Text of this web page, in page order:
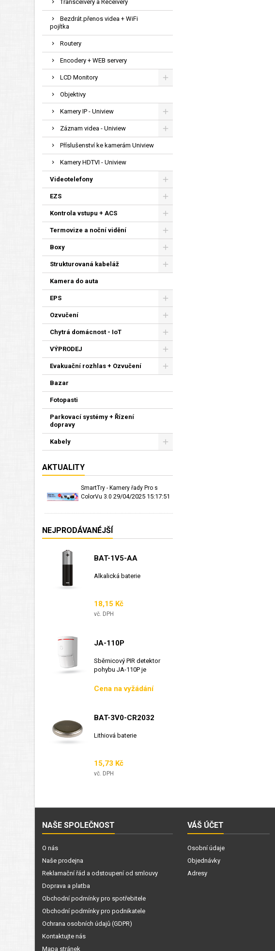
Transceivery a Receivery
Bezdrát.přenos videa + WiFi
pojítka
Routery
Encodery + WEB servery
LCD Monitory
Objektivy
Kamery IP - Uniview
Záznam videa - Uniview
Příslušenství ke kamerám Uniview
Kamery HDTVI - Uniview
Videotelefony
EZS
Kontrola vstupu + ACS
Termovize a noční vidění
Boxy
Strukturovaná kabeláž
Kamera do auta
EPS
Ozvučení
Chytrá domácnost - IoT
VÝPRODEJ
Evakuační rozhlas + Ozvučení
Bazar
Fotopasti
Parkovací systémy + Řízení
dopravy
Kabely
AKTUALITY
SmartTry - Kamery řady Pro s
ColorVu 3.0 29/04/2025 15:17:51
NEJPRODÁVANÉJŠÍ
BAT-1V5-AA
Alkalická baterie
Cena
18,15 Kč
vč. DPH
JA-110P
Sběrnicový PIR detektor
pohybu JA-110P je
Cena
Cena na vyžádání
BAT-3V0-CR2032
Lithiová baterie
Cena
15,73 Kč
vč. DPH
NAŠE SPOLEČNOST
O nás
Naše prodejna
Reklamační řád a odstoupení od smlouvy
Doprava a platba
Obchodní podmínky pro spotřebitele
Obchodní podmínky pro podnikatele
Ochrana osobních údajů (GDPR)
Kontaktujte nás
Mapa stránek
VÁŠ ÚČET
Osobní údaje
Objednávky
Adresy